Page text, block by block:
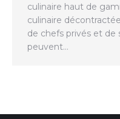
culinaire haut de
culinaire
de chefs privés et de
peuvent…